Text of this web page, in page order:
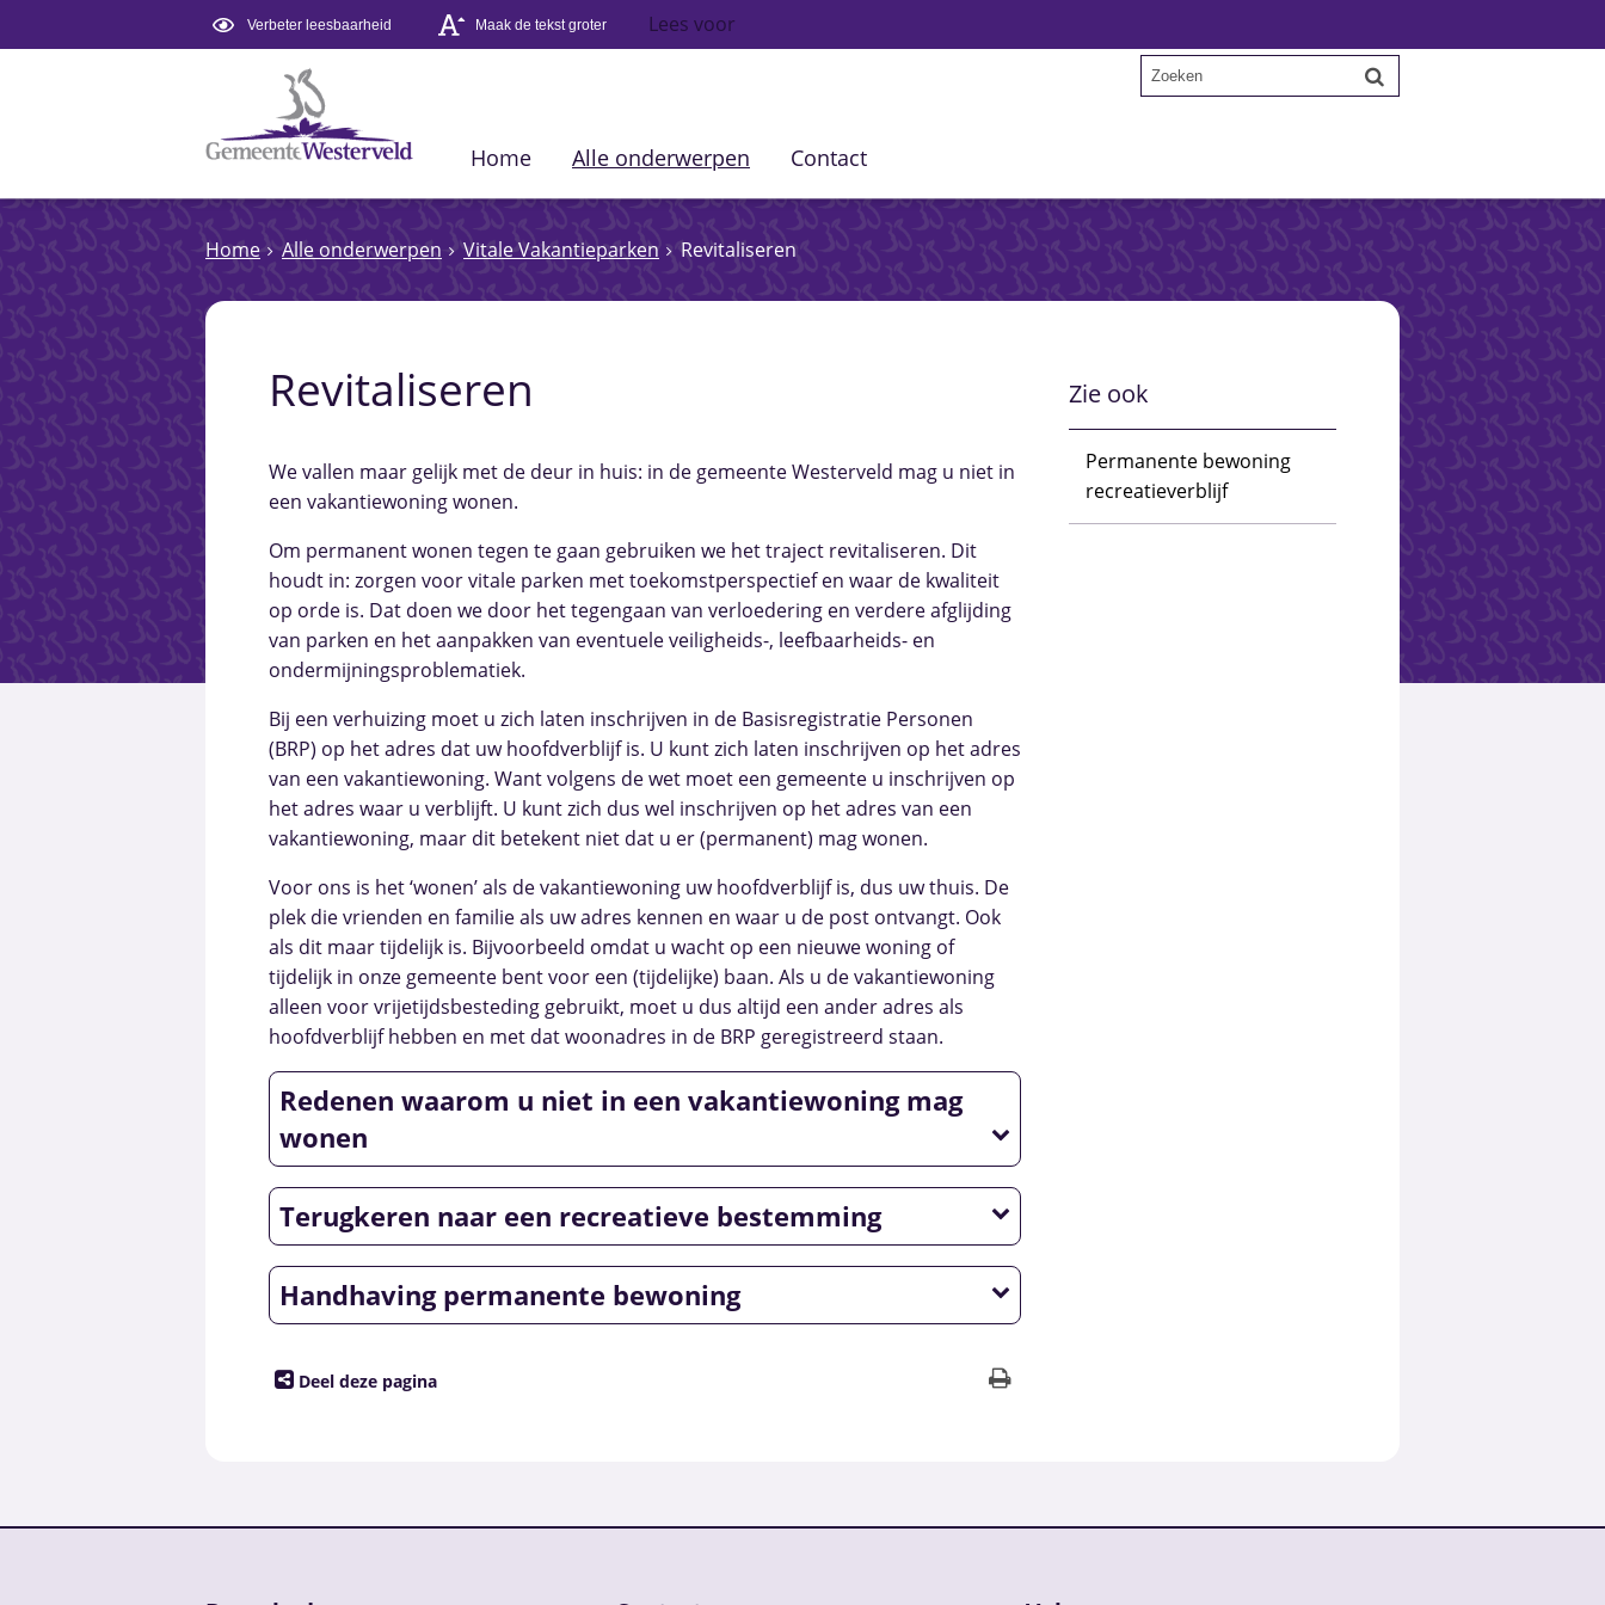
Verbeter leesbaarheid Maak de tekst groter Lees voor
Home Alle onderwerpen Contact
Home Alle onderwerpen Vitale Vakantieparken Revitaliseren
Revitaliseren
We vallen maar gelijk met de deur in huis: in de gemeente Westerveld mag u niet in
een vakantiewoning wonen.
Om permanent wonen tegen te gaan gebruiken we het traject revitaliseren. Dit
houdt in: zorgen voor vitale parken met toekomstperspectief en waar de kwaliteit
op orde is. Dat doen we door het tegengaan van verloedering en verdere afglijding
van parken en het aanpakken van eventuele veiligheids-, leefbaarheids- en
ondermijningsproblematiek.
Bij een verhuizing moet u zich laten inschrijven in de Basisregistratie Personen
(BRP) op het adres dat uw hoofdverblijf is. U kunt zich laten inschrijven op het adres
van een vakantiewoning. Want volgens de wet moet een gemeente u inschrijven op
het adres waar u verblijft. U kunt zich dus wel inschrijven op het adres van een
vakantiewoning, maar dit betekent niet dat u er (permanent) mag wonen.
Voor ons is het ‘wonen’ als de vakantiewoning uw hoofdverblijf is, dus uw thuis. De
plek die vrienden en familie als uw adres kennen en waar u de post ontvangt. Ook
als dit maar tijdelijk is. Bijvoorbeeld omdat u wacht op een nieuwe woning of
tijdelijk in onze gemeente bent voor een (tijdelijke) baan. Als u de vakantiewoning
alleen voor vrijetijdsbesteding gebruikt, moet u dus altijd een ander adres als
hoofdverblijf hebben en met dat woonadres in de BRP geregistreerd staan.
Redenen waarom u niet in een vakantiewoning mag
wonen
Terugkeren naar een recreatieve bestemming
Handhaving permanente bewoning
Deel deze pagina
Zie ook
Permanente bewoning
recreatieverblijf